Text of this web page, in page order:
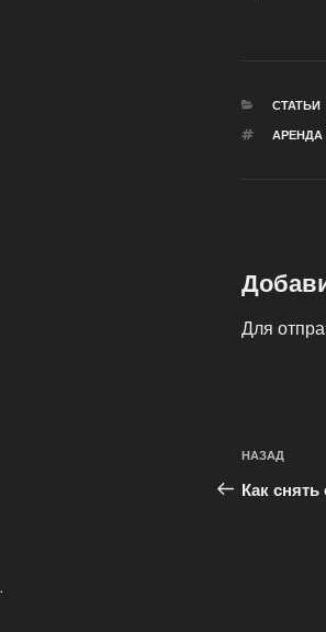
РУБРИКИ
СТАТЬИ
МЕТКИ
Для
по
запись:
НАЗАД
Как
.